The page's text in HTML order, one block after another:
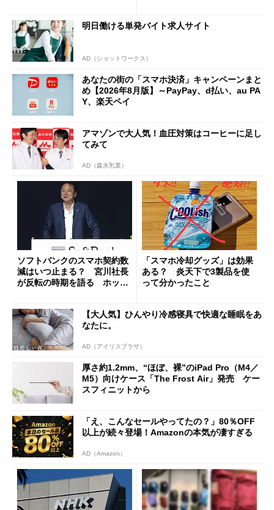
明日働ける単発バイト求人サイト
AD（ショットワークス）
あなたの街の「スマホ決済」キャンペーンまと
め【2026年8月版】～PayPay、d払い、au PA
Y、楽天ペイ
アマゾンで大人気！血圧対策はコーヒーに足し
てみて
AD（森永乳業）
ソフトバンクのスマホ契約数
減はいつ止まる？ 宮川社長
が反転の時期を語る ホッピ
「スマホ冷却グッズ」は効果
ある？ 炎天下で3製品を使
って分かったこと
【大人気】ひんやり冷感寝具で快適な睡眠をあ
なたに。
AD（アイリスプラザ）
厚さ約1.2mm、“ほぼ、裸”のiPad Pro（M4／
M5）向けケース「The Frost Air」発売 ケー
スフィニットから
「え、こんなセールやってたの？」80％OFF
以上が続々登場！Amazonの本気が凄すぎる
AD（Amazon）